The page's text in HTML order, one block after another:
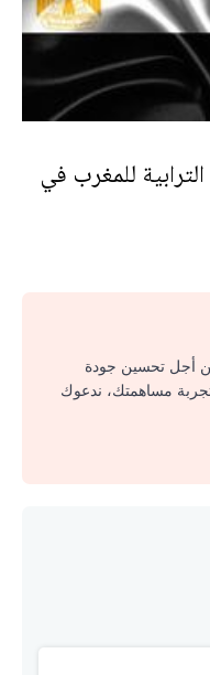
للمغرب في
من أجل تحسين جودة
تجربة مساهمتك، ندعوك